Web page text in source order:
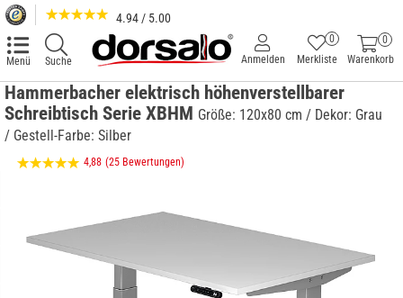
4.94 / 5.00
Menü Suche
0
Warenkorb
Merkliste
0
Anmelden
Hammerbacher elektrisch höhenverstellbarer
Schreibtisch Serie XBHM Größe: 120x80 cm / Dekor: Grau
/ Gestell-Farbe: Silber
4,88 (25 Bewertungen)